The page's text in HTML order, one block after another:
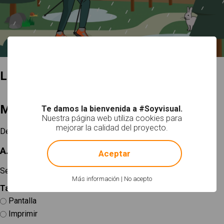
La chica piensa en el buen tiempo
Mi selección
Descargar
A. Elige un tamaño
Selecciona el uso que vas a hacer del recurso.
Tamaño
Pantalla
Imprimir
Te damos la bienvenida a #Soyvisual.
Nuestra página web utiliza cookies para
mejorar la calidad del proyecto.
Más información | No acepto
! Not valid!
Aceptar